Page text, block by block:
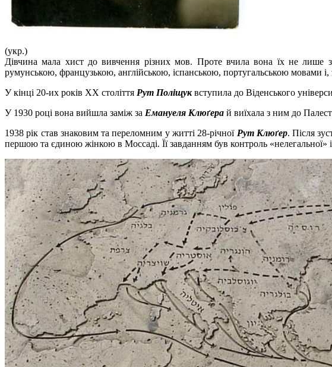
(укр.)
Дівчина мала хист до вивчення різних мов. Проте вчила вона їх не лише з
румунською, французькою, англійською, іспанською, португальською мовами
У кінці 20-их років ХХ століття Рут Поліщуквступила до Віденського
У 1930 році вона вийшла заміж за Емануеля Клюґера й виїхала з ним до
1938 рік став знаковим та переломним у житті 28-річної Рут Клюґер. Після
першою та єдиною жінкою в Моссаді. Її завданням був контроль